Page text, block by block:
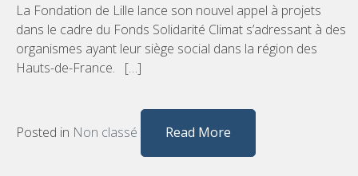
La Fondation de Lille lance son nouvel appel à projets
dans le cadre du Fonds Solidarité Climat s’adressant à des
organismes ayant leur siège social dans la région des
Hauts-de-France. […]
Posted in Non classé Read More